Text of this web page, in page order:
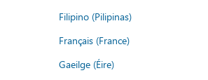
Filipino (Pilipinas)
Français (France)
Gaeilge (Éire)